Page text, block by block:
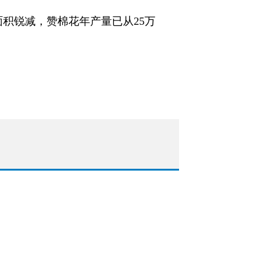
锐减，赞棉花年产量已从25万